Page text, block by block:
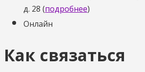
д. 28 (подробнее)
Онлайн
Как связаться